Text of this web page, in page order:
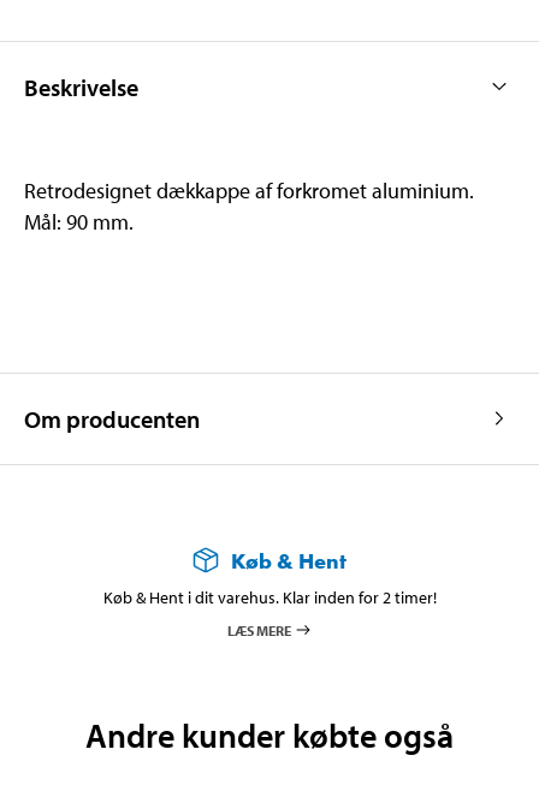
Beskrivelse
Retrodesignet dækkappe af forkromet aluminium.
Mål: 90 mm.
Om producenten
Køb & Hent
Køb & Hent i dit varehus. Klar inden for 2 timer!
LÆS MERE
Andre kunder købte også